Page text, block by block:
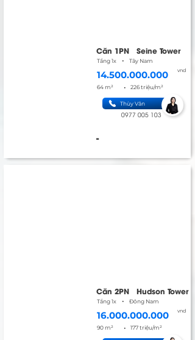
Căn 1PN Seine Tower
Tầng 1x • Tây Nam
14.500.000.000 vnd
64 m² • 226 triệu/m²
Thùy Vân
0977 005 103
-
Căn 2PN Hudson Tower
Tầng 1x • Đông Nam
16.000.000.000 vnd
90 m² • 177 triệu/m²